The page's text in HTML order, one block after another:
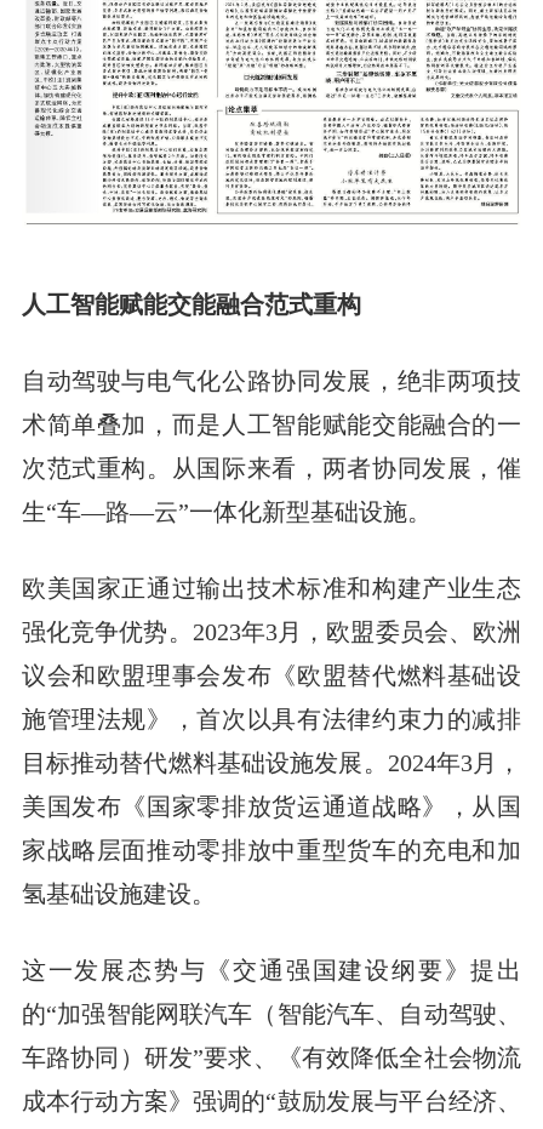
人工智能赋能交能融合范式重构
自动驾驶与电气化公路协同发展，绝非两项技
术简单叠加，而是人工智能赋能交能融合的一
次范式重构。从国际来看，两者协同发展，催
生“车—路—云”一体化新型基础设施。
欧美国家正通过输出技术标准和构建产业生态
强化竞争优势。2023年3月，欧盟委员会、欧洲
议会和欧盟理事会发布《欧盟替代燃料基础设
施管理法规》，首次以具有法律约束力的减排
目标推动替代燃料基础设施发展。2024年3月，
美国发布《国家零排放货运通道战略》，从国
家战略层面推动零排放中重型货车的充电和加
氢基础设施建设。
这一发展态势与《交通强国建设纲要》提出
的“加强智能网联汽车（智能汽车、自动驾驶、
车路协同）研发”要求、《有效降低全社会物流
成本行动方案》强调的“鼓励发展与平台经济、